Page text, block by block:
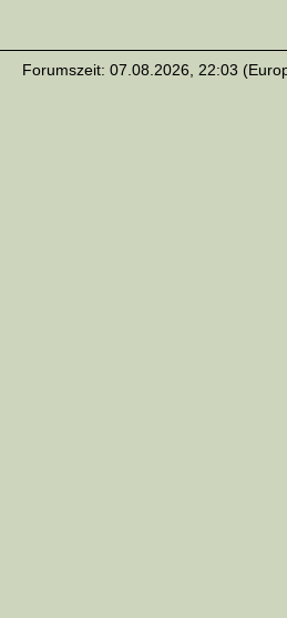
Forumszeit: 07.08.2026, 22:03